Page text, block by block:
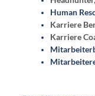
Human
Karriere
Karriere